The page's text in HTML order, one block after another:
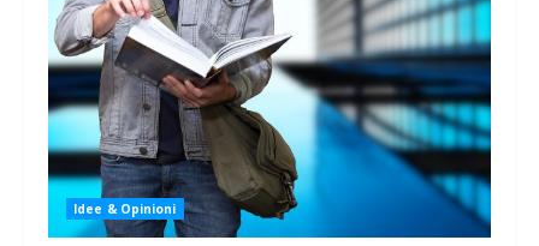
Idee & Opinioni